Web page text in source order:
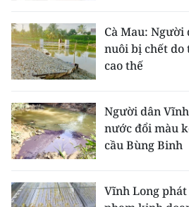
Cà Mau:
nuôi bị chết do
cao thế
Người dân
nước đổi màu
cầu Bùng Binh
Vĩnh Long